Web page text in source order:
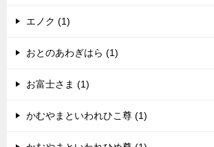
エノク (1)
おとのあわぎはら (1)
お富士さま (1)
かむやまといわれひこ尊 (1)